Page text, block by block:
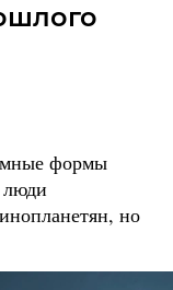
формы
люди
но